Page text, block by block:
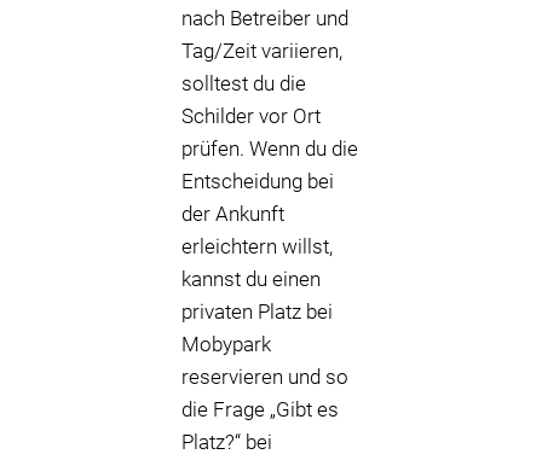
nach Betreiber und
Tag/Zeit variieren,
solltest du die
Schilder vor Ort
prüfen. Wenn du die
Entscheidung bei
der Ankunft
erleichtern willst,
kannst du einen
privaten Platz bei
Mobypark
reservieren und so
die Frage „Gibt es
Platz?“ bei